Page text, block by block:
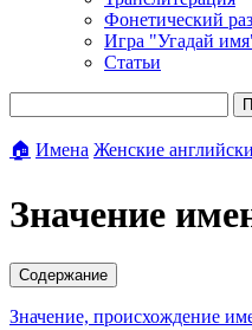
Фонетический
Игра "Угадай
Статьи
🏠 Имена Женские
Значение
Содержание
Значение, происхождение